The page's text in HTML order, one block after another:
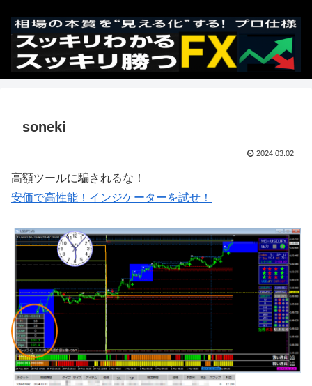
soneki
2024.03.02
高額ツールに騙されるな！
安価で高性能！インジケーターを試せ！